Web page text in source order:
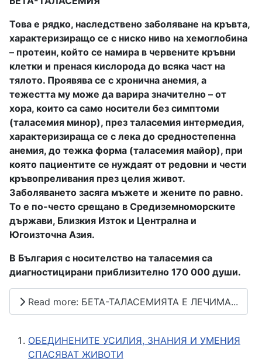
Това е рядко, наследствено заболяване на кръвта,
характеризиращо се с ниско ниво на хемоглобина
– протеин, който се намира в червените кръвни
клетки и пренася кислорода до всяка част на
тялото. Проявява се с хронична анемия, а
тежестта му може да варира значително – от
хора, които са само носители без симптоми
(таласемия минор), през таласемия интермедия,
характеризираща се с лека до средностепенна
анемия, до тежка форма (таласемия майор), при
която пациентите се нуждаят от редовни и чести
кръвопреливания през целия живот.
Заболяването засяга мъжете и жените по равно.
То е по-често срещано в Средиземноморските
държави, Близкия Изток и Централна и
Югоизточна Азия.
В България с носителство на таласемия са
диагностицирани приблизително 170 000 души.
Read more: БЕТА-ТАЛАСЕМИЯТА Е ЛЕЧИМА...
ОБЕДИНЕНИТЕ УСИЛИЯ, ЗНАНИЯ И УМЕНИЯ
СПАСЯВАТ ЖИВОТИ